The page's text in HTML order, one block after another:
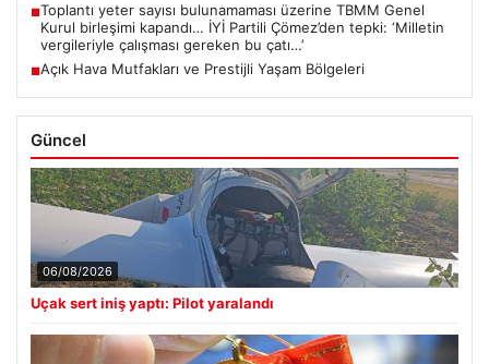
■Toplantı yeter sayısı bulunamaması üzerine TBMM Genel
Kurul birleşimi kapandı… İYİ Partili Çömez’den tepki: ‘Milletin
vergileriyle çalışması gereken bu çatı…’
■Açık Hava Mutfakları ve Prestijli Yaşam Bölgeleri
Güncel
06/08/2026
Uçak sert iniş yaptı: Pilot yaralandı